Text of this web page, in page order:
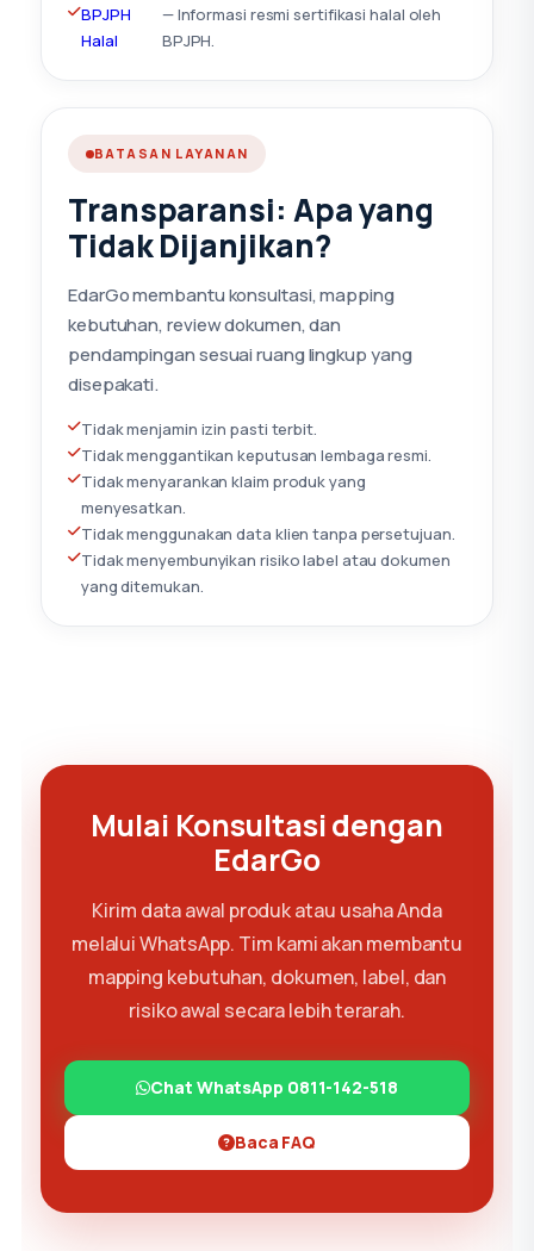
BPJPH
Halal
— Informasi resmi sertifikasi halal oleh
BPJPH.
BATASAN LAYANAN
Transparansi: Apa yang
Tidak Dijanjikan?
EdarGo membantu konsultasi, mapping
kebutuhan, review dokumen, dan
pendampingan sesuai ruang lingkup yang
disepakati.
Tidak menjamin izin pasti terbit.
Tidak menggantikan keputusan lembaga resmi.
Tidak menyarankan klaim produk yang
menyesatkan.
Tidak menggunakan data klien tanpa persetujuan.
Tidak menyembunyikan risiko label atau dokumen
yang ditemukan.
Mulai Konsultasi dengan
EdarGo
Kirim data awal produk atau usaha Anda
melalui WhatsApp. Tim kami akan membantu
mapping kebutuhan, dokumen, label, dan
risiko awal secara lebih terarah.
Chat WhatsApp 0811-142-518
Baca FAQ